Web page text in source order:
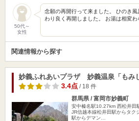
50代～
女性
念願の再開行って来ました。 ひのき
わり良く再開しました。 お湯は相変
関連情報から探す
妙義ふれあいプラザ 妙義温泉「もみ
3.4点/ 18 件
群馬県 / 富岡市妙義町
安中榛名駅10.27km 西松井田
JR信越本線松井田駅からタク
駅からデマン…